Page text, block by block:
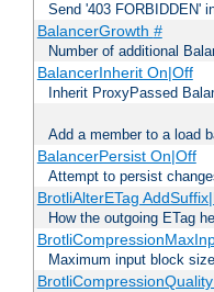
Send '403 FORBIDDEN'
BalancerGrowth #
Number of additional
BalancerInherit On|Off
Inherit ProxyPassed
Add a member to a load
BalancerPersist On|Off
Attempt to persist
BrotliAlterETag
How the outgoing ETag
Maximum input block size
BrotliCompressionQuality